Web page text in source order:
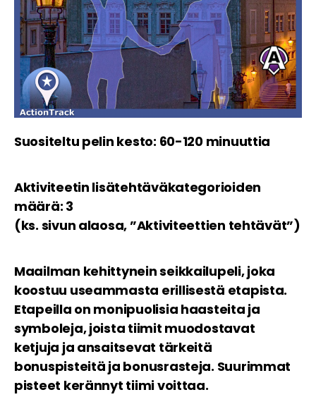
Suositeltu pelin kesto: 60-120 minuuttia
Aktiviteetin lisätehtäväkategorioiden
määrä: 3
(ks. sivun alaosa, ”Aktiviteettien tehtävät”)
Maailman kehittynein seikkailupeli, joka
koostuu useammasta erillisestä etapista.
Etapeilla on monipuolisia haasteita ja
symboleja, joista tiimit muodostavat
ketjuja ja ansaitsevat tärkeitä
bonuspisteitä ja bonusrasteja. Suurimmat
pisteet kerännyt tiimi voittaa.